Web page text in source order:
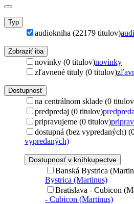
Typ
audiokniha (22179 titulov)
Zobraziť iba
novinky (0 titulov)novinky
zľavnené tituly (0 titulov)
Dostupnosť
na centrálnom sklade (0
predpredaj (0 titulov)
pripravujeme (0 titulov)
dostupná (bez vypredaných)
vypredaných)
Dostupnosť v kníhkupectve
Banská Bystrica
Bystrica (Martinus)
Bratislava - Cubicon
- Cubicon (Martinus)